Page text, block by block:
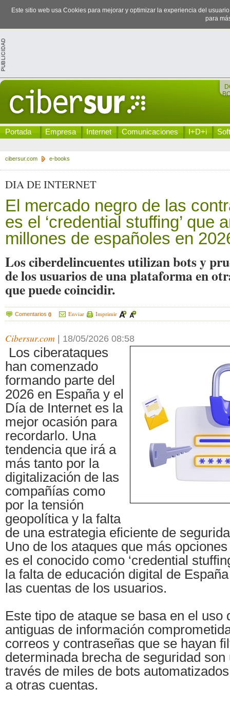
Este sitio web usa Cookies para mejorar y optimizar la experiencia del
para
Portada Empresa Internet Comunicaciones I+D+i
cibersur.com e-books
DIA DE INTERNET
El mercado negro de las
es el ‘credential stuffing’ que
millones de españoles en
Los ciberdelincuentes utilizan bots y
de los usuarios de una plataforma en
que puede coincidir.
Comentarios 0 Enviar Imprimir
Cibersur.com 18/05/2026 08:58
Los ciberataques
han comenzado
formando parte del
2026 en España y el
Día de Internet es la
mejor ocasión para
recordarlo. Una
tendencia que irá a
más tanto por la
digitalización de las
compañías como
por la tensión
geopolítica y la falta
de una estrategia eficiente de
Uno de los ataques que más
es el conocido como ‘credential
la falta de educación digital de
las cuentas de los usuarios.
Este tipo de ataque se basa en el uso
antiguas de información
correos y contraseñas que se hayan
determinada brecha de seguridad
través de miles de bots
a otras cuentas.